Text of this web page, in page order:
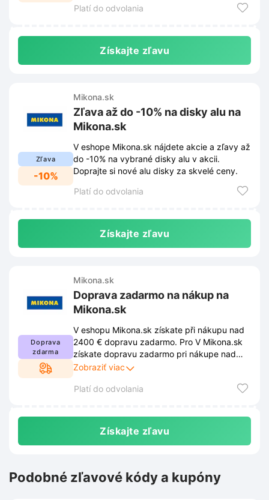
Platí do odvolania
Získajte zľavu
Zľava
-10%
Mikona.sk
Zľava až do -10% na disky alu na
Mikona.sk
V eshope Mikona.sk nájdete akcie a zľavy až
do -10% na vybrané disky alu v akcii.
Doprajte si nové alu disky za skvelé ceny.
Platí do odvolania
Získajte zľavu
Doprava
zdarma
Mikona.sk
Doprava zadarmo na nákup na
Mikona.sk
V eshopu Mikona.sk získate při nákupu nad
2400 € dopravu zadarmo. Pro V Mikona.sk
získate dopravu zadarmo pri nákupe nad
2400 €. Ak chcete využiť zľavu, musíte
obchodom. Tieto podmienky sú uverejnené
Zobraziť viac
Platí do odvolania
Získajte zľavu
Podobné zľavové kódy a kupóny